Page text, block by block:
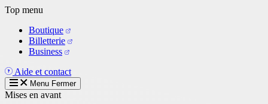
Aller
contenu
principal
Top menu
Boutique
Billetterie
Business
Aide et contact
Menu Fermer
Mises en avant